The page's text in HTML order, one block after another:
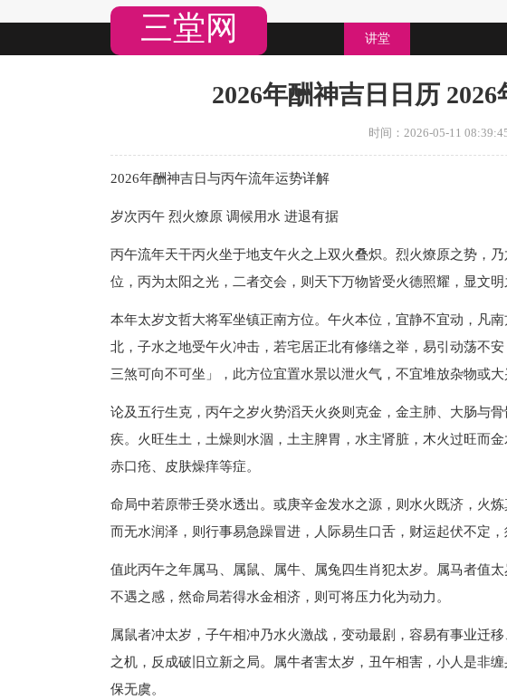
三堂网 讲堂
2026年酬神吉日日历
时间：2026-05-11
2026年酬神吉日与丙午流年运势详解
岁次丙午 烈火燎原 调候用水 进退有据
丙午流年天干丙火坐于地支午火之上双火叠炽。烈火燎原之势，
位，丙为太阳之光，二者交会，则天下万物皆受火德照耀，显文明
本年太岁文哲大将军坐镇正南方位。午火本位，宜静不宜动，凡
北，子水之地受午火冲击，若宅居正北有修缮之举，易引动荡不
三煞可向不可坐」，此方位宜置水景以泄火气，不宜堆放杂物或大
论及五行生克，丙午之岁火势滔天火炎则克金，金主肺、大肠与
疾。火旺生土，土燥则水涸，土主脾胃，水主肾脏，木火过旺而
赤口疮、皮肤燥痒等症。
命局中若原带壬癸水透出。或庚辛金发水之源，则水火既济，火
而无水润泽，则行事易急躁冒进，人际易生口舌，财运起伏不定
值此丙午之年属马、属鼠、属牛、属兔四生肖犯太岁。属马者值
不遇之感，然命局若得水金相济，则可将压力化为动力。
属鼠者冲太岁，子午相冲乃水火激战，变动最剧，容易有事业迁
之机，反成破旧立新之局。属牛者害太岁，丑午相害，小人是非
保无虞。